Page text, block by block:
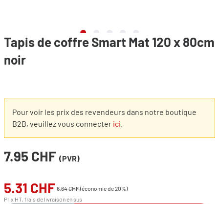
Tapis de coffre Smart Mat 120 x 80cm
noir
Pour voir les prix des revendeurs dans notre boutique
B2B, veuillez vous connecter ici
7.95 CHF (PVR)
Prix de vente :
5.31 CHF 6.64 CHF(économie de 20%)
Prix HT, frais de livraison en sus